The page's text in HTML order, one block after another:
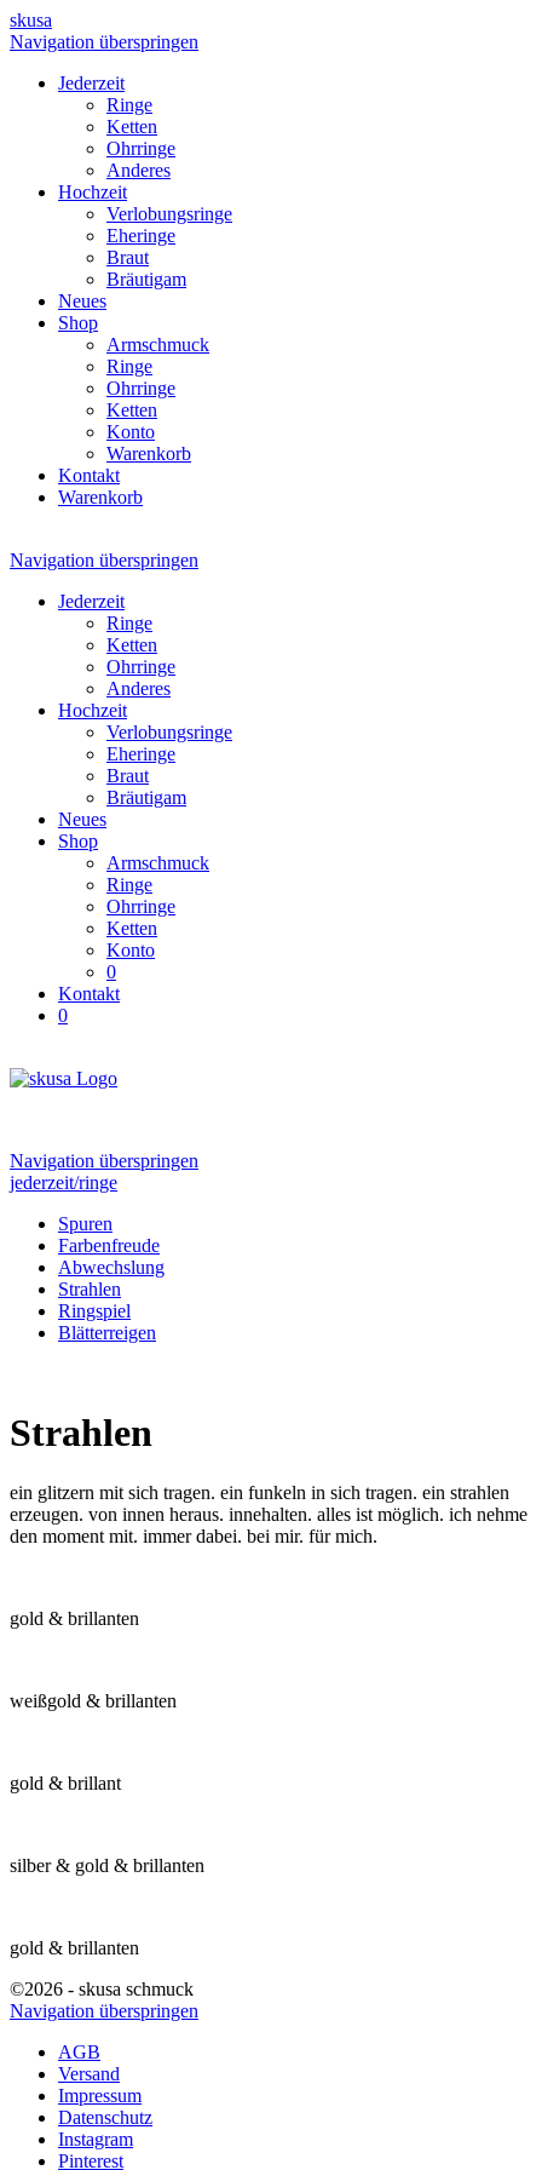
skusa
Navigation überspringen
Jederzeit
Ringe
Ketten
Ohrringe
Anderes
Hochzeit
Verlobungsringe
Eheringe
Braut
Bräutigam
Neues
Shop
Armschmuck
Ringe
Ohrringe
Ketten
Konto
Warenkorb
Kontakt
Warenkorb
Navigation überspringen
Jederzeit
Ringe
Ketten
Ohrringe
Anderes
Hochzeit
Verlobungsringe
Eheringe
Braut
Bräutigam
Neues
Shop
Armschmuck
Ringe
Ohrringe
Ketten
Konto
0
Kontakt
0
Navigation überspringen
jederzeit/ringe
Spuren
Farbenfreude
Abwechslung
Strahlen
Ringspiel
Blätterreigen
Strahlen
ein glitzern mit sich tragen. ein funkeln in sich tragen. ein strahlen
erzeugen. von innen heraus. innehalten. alles ist möglich. ich nehme
den moment mit. immer dabei. bei mir. für mich.
gold & brillanten
weißgold & brillanten
gold & brillant
silber & gold & brillanten
gold & brillanten
©2026 - skusa schmuck
Navigation überspringen
AGB
Versand
Impressum
Datenschutz
Instagram
Pinterest